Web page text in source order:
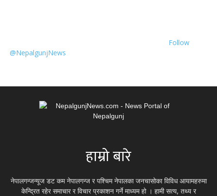
Follow
@NepalgunjNews
हाम्रो बारे
नेपालगन्जन्यूज डट कम नेपालगन्ज र पश्चिम नेपालका जनचासोका विविध आयामहरुमा
केन्द्रित रहेर समाचार र विचार प्रकाशन गर्ने माध्यम हो । हामी सत्य, तथ्य र